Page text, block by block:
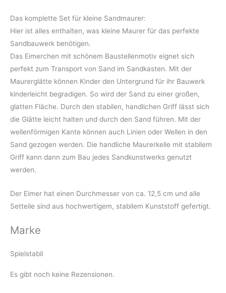
Das komplette Set für kleine Sandmaurer:
Hier ist alles enthalten, was kleine Maurer für das perfekte
Sandbauwerk benötigen.
Das Eimerchen mit schönem Baustellenmotiv eignet sich
perfekt zum Transport von Sand im Sandkasten. Mit der
Maurerglätte können Kinder den Untergrund für ihr Bauwerk
kinderleicht begradigen. So wird der Sand zu einer großen,
glatten Fläche. Durch den stabilen, handlichen Griff lässt sich
die Glätte leicht halten und durch den Sand führen. Mit der
wellenförmigen Kante können auch Linien oder Wellen in den
Sand gezogen werden. Die handliche Maurerkelle mit stabilem
Griff kann dann zum Bau jedes Sandkunstwerks genutzt
werden.
Der Eimer hat einen Durchmesser von ca. 12,5 cm und alle
Setteile sind aus hochwertigem, stabilem Kunststoff gefertigt.
Marke
Spielstabil
Es gibt noch keine Rezensionen.